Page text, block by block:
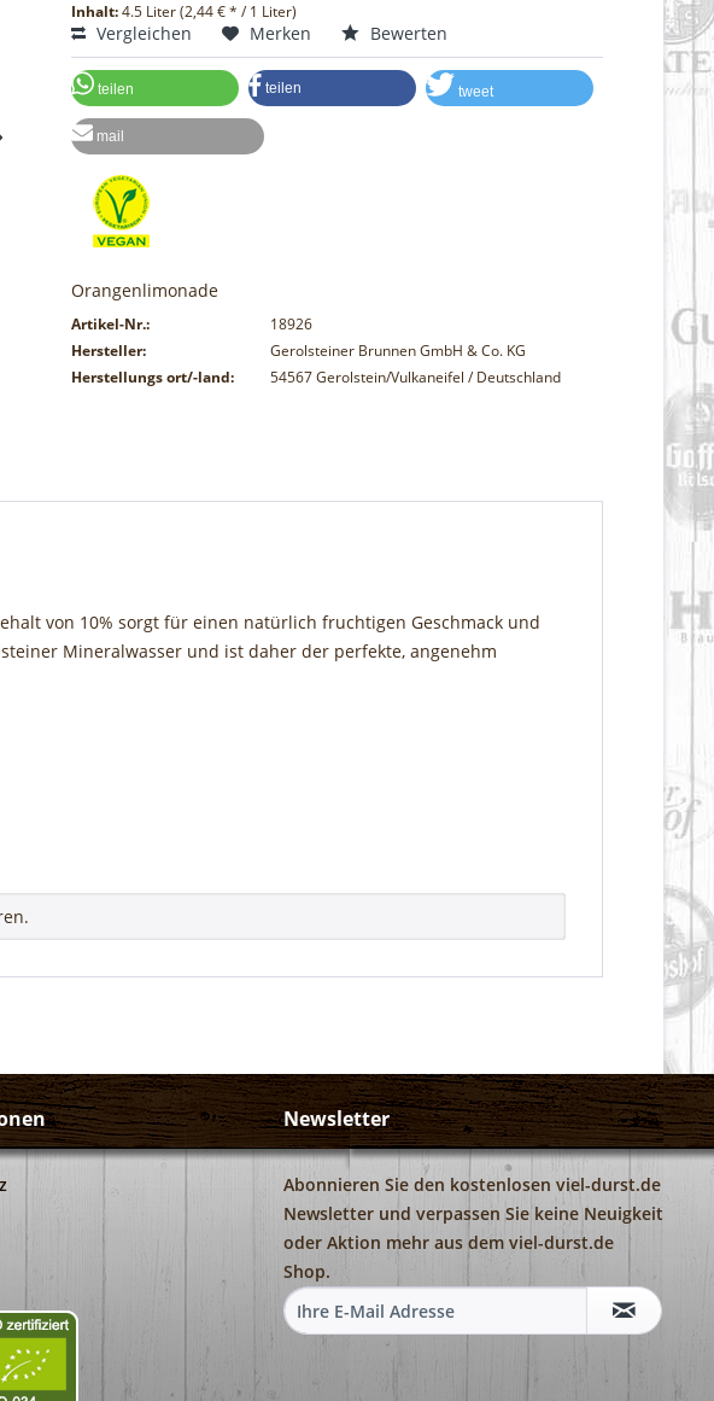
Inhalt:4.5 Liter (2,44 € * / 1 Liter)
Vergleichen Merken Bewerten
teilen teilen tweet
mail
Orangenlimonade
Artikel-Nr.:
18926
Hersteller:
Gerolsteiner Brunnen GmbH & Co. KG
Herstellungs ort/-land:
54567 Gerolstein/Vulkaneifel / Deutschland
von 10% sorgt für einen natürlich fruchtigen Geschmack und
Mineralwasser und ist daher der perfekte, angenehm
Newsletter
Abonnieren Sie den kostenlosen viel-durst.de
Newsletter und verpassen Sie keine Neuigkeit
oder Aktion mehr aus dem viel-durst.de
Shop.